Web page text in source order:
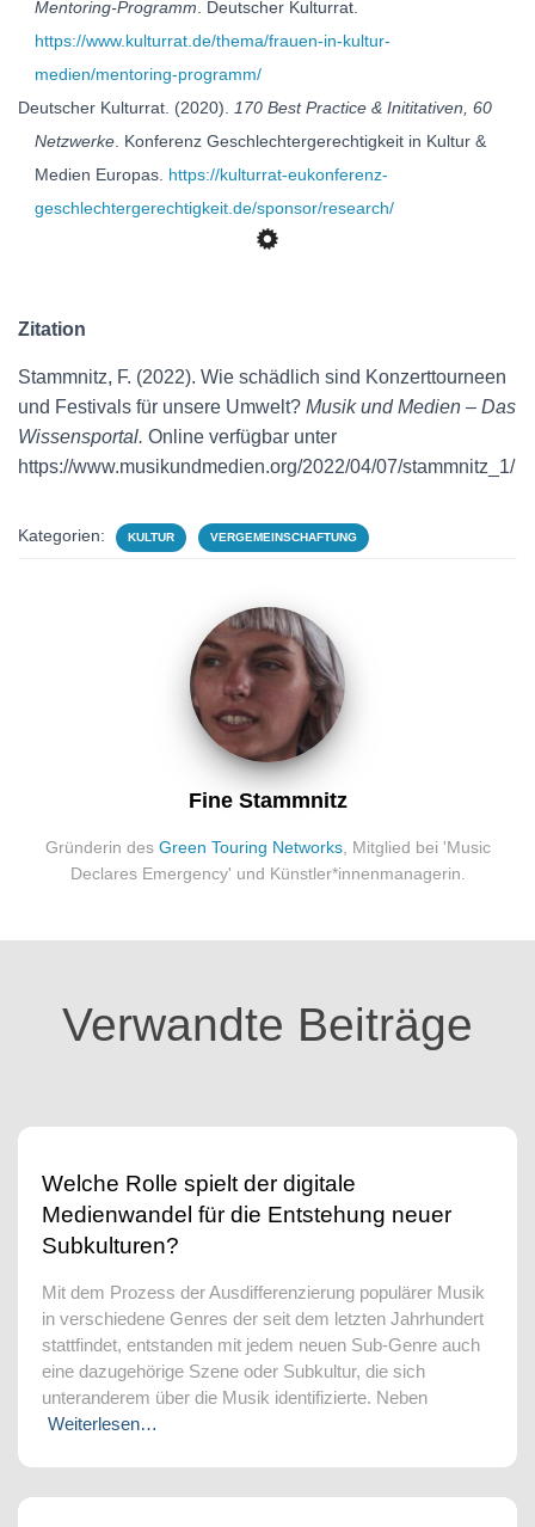
Mentoring-Programm . Deutscher Kulturrat.
https://www.kulturrat.de/thema/frauen-in-kultur-
medien/mentoring-programm/
Deutscher Kulturrat. (2020).
170 Best Practice & Inititativen, 60
Netzwerke . Konferenz Geschlechtergerechtigkeit in Kultur &
Medien Europas. https://kulturrat-eukonferenz-
geschlechtergerechtigkeit.de/sponsor/research/
Zitation
Stammnitz, F. (2022). Wie schädlich sind Konzerttourneen
und Festivals für unsere Umwelt? Musik und Medien – Das
Wissensportal. Online verfügbar unter
https://www.musikundmedien.org/2022/04/07/stammnitz_1/
Kategorien: KULTUR VERGEMEINSCHAFTUNG
Fine Stammnitz
Gründerin des Green Touring Networks, Mitglied bei 'Music
Declares Emergency' und Künstler*innenmanagerin.
Verwandte Beiträge
Welche Rolle spielt der digitale
Medienwandel für die Entstehung neuer
Subkulturen?
Mit dem Prozess der Ausdifferenzierung populärer Musik
in verschiedene Genres der seit dem letzten Jahrhundert
stattfindet, entstanden mit jedem neuen Sub-Genre auch
eine dazugehörige Szene oder Subkultur, die sich
unteranderem über die Musik identifizierte. Neben
Weiterlesen…